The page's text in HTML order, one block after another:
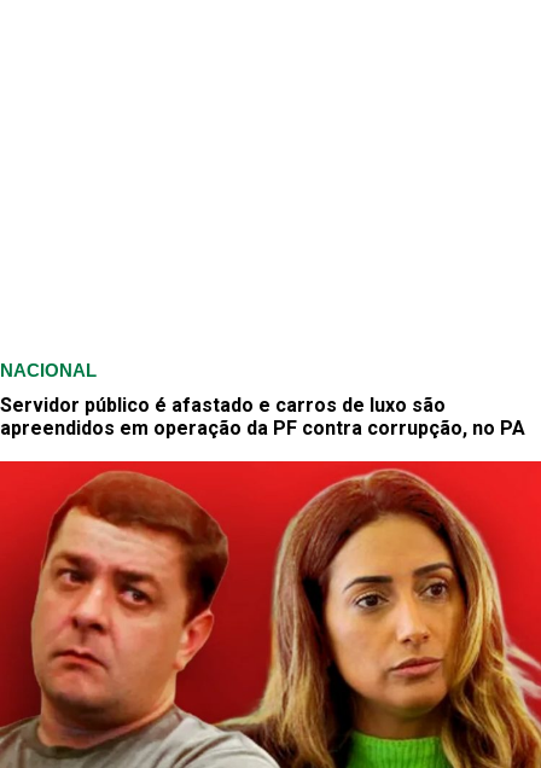
NACIONAL
Servidor público é afastado e carros de luxo são
apreendidos em operação da PF contra corrupção, no PA